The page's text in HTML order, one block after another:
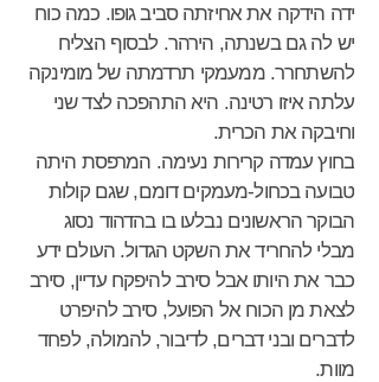
ידה הידקה את אחיזתה סביב גופו. כמה כוח
יש לה גם בשנתה, הירהר. לבסוף הצליח
להשתחרר. ממעמקי תרדמתה של מומינקה
עלתה איזו רטינה. היא התהפכה לצד שני
וחיבקה את הכרית.
בחוץ עמדה קרירות נעימה. המרפסת היתה
טבועה בכחול-מעמקים דומם, שגם קולות
הבוקר הראשונים נבלעו בו בהדהוד נסוג
מבלי להחריד את השקט הגדול. העולם ידע
כבר את היותו אבל סירב להיפקח עדיין, סירב
לצאת מן הכוח אל הפועל, סירב להיפרט
לדברים ובני דברים, לדיבור, להמולה, לפחד
מוות.